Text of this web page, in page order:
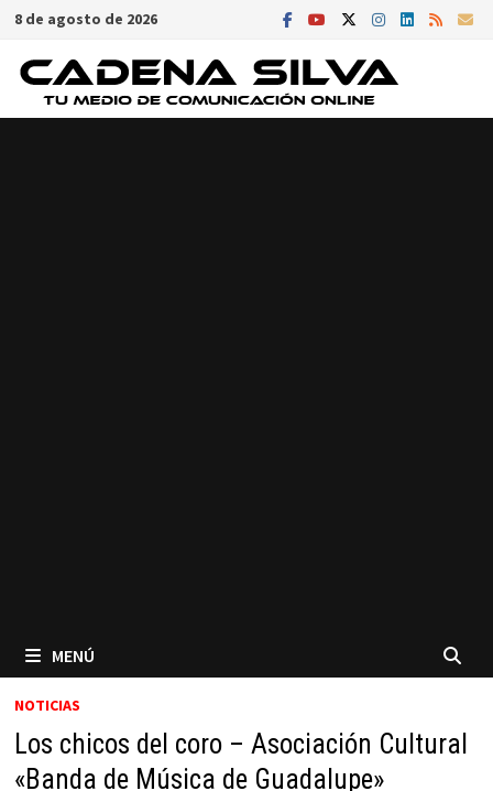
Saltar
contenido
8 de agosto de 2026
MENÚ
NOTICIAS
Los chicos del coro – Asociación Cultural
«Banda de Música de Guadalupe»